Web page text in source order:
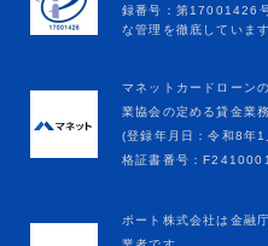
マネットカードローン
業協会の定める貸金業
(登録年月日：令和8年
格証書番号：
ポート株式会社は金融